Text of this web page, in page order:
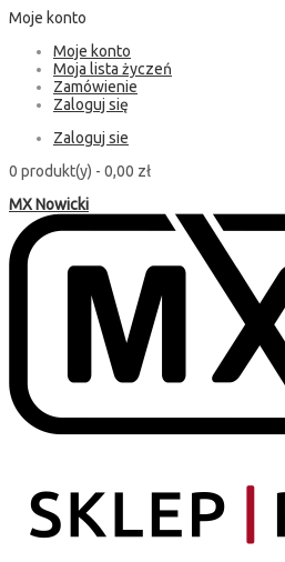
Moje konto
Moje konto
Moja lista życzeń
Zamówienie
Zaloguj się
Zaloguj sie
0 produkt(y) - 0,00 zł
MX Nowicki